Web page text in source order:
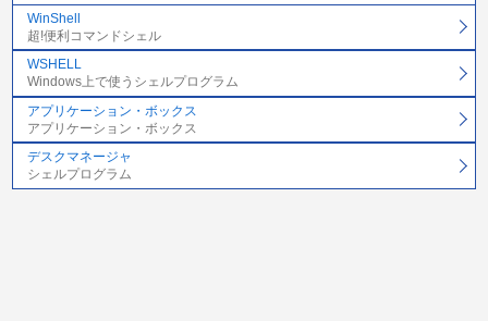
WinShell
超!便利コマンドシェル
WSHELL
Windows上で使うシェルプログラム
アプリケーション・ボックス
アプリケーション・ボックス
デスクマネージャ
シェルプログラム